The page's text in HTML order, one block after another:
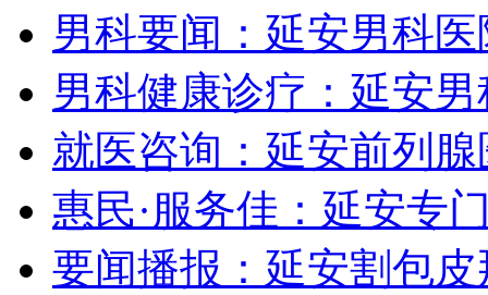
男科要闻：延安男科
男科健康诊疗：延安
就医咨询：延安前列腺
惠民·服务佳：延安专
要闻播报：延安割包